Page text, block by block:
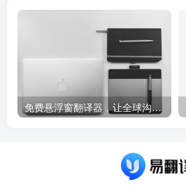
免费悬浮窗翻译器，让全球沟通无障碍！